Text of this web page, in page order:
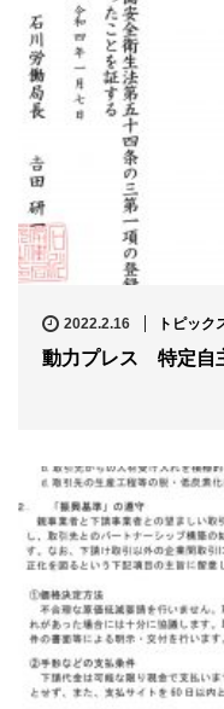
2022.2.16 トピック
動力プレス 特定自